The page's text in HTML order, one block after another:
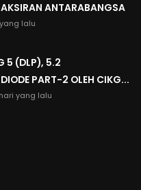
ANTARABANGSA
lalu
5 (DLP), 5.2
PART-2 OLEH CIKG...
yang lalu